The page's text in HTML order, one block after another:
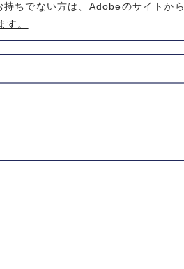
ちでない方は、Adobeのサイトから
。